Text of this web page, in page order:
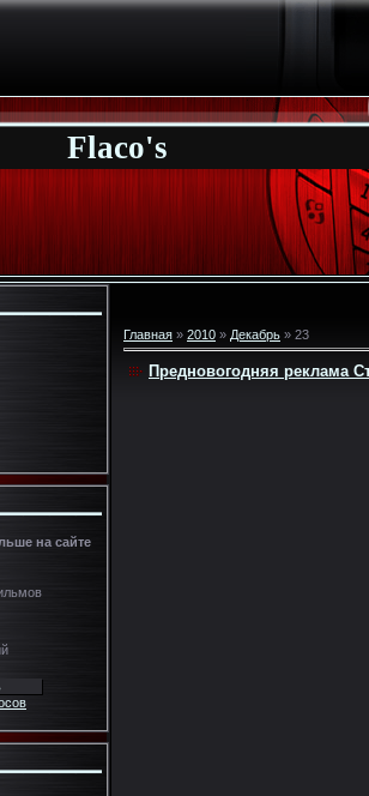
Flaco's
на сайте
Главная » 2010 » Декабрь » 23
Предновогодняя реклама